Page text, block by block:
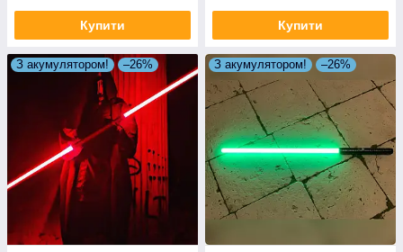
Купити Купити
З акумулятором! –26% З акумулятором! –26%